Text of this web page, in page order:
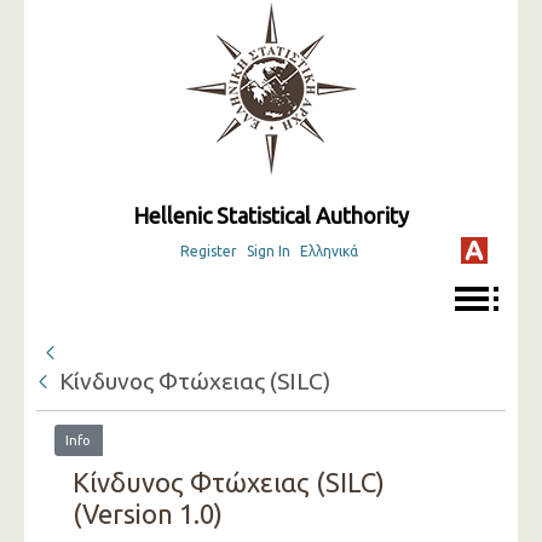
Hellenic Statistical Authority
Register Sign In Ελληνικά
Κίνδυνος Φτώχειας (SILC)
Info
Κίνδυνος Φτώχειας (SILC)
(Version 1.0)